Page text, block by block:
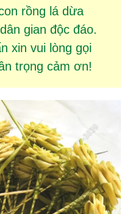
rồng lá dừa
gian độc đáo.
xin vui lòng gọi
trọng cảm ơn!